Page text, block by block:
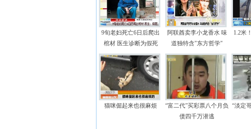
9旬老妇死亡6日后爬出
棺材 医生诊断为假死
阿联酋卖李小龙香水 味
道独特含"东方哲学"
1.2米
猫咪倔起来也很麻烦
“富二代”买彩票八个月负
债四千万潜逃
“淡定